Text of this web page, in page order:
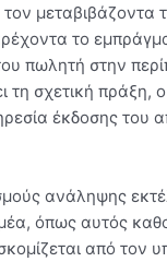
τον
το
πωλητή στην
σχετική πράξη,
έκδοσης του
ανάληψης
όπως αυτός
από